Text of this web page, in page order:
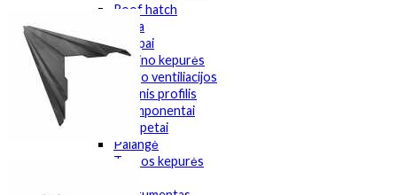
Roof hatch
Sąlaja
Kampai
Kamino kepurės
Stogo ventiliacijos
Valcinis profilis
Fasadų komponentai
Parapetai
Palangė
Tvoros kepurės